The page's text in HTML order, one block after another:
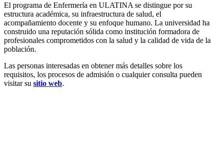
El programa de Enfermería en ULATINA se distingue por su
estructura académica, su infraestructura de salud, el
acompañamiento docente y su enfoque humano. La universidad ha
construido una reputación sólida como institución formadora de
profesionales comprometidos con la salud y la calidad de vida de la
población.
Las personas interesadas en obtener más detalles sobre los
requisitos, los procesos de admisión o cualquier consulta pueden
visitar su sitio web.